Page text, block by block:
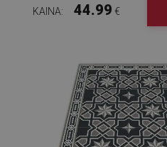
KAINA: 44.99 €